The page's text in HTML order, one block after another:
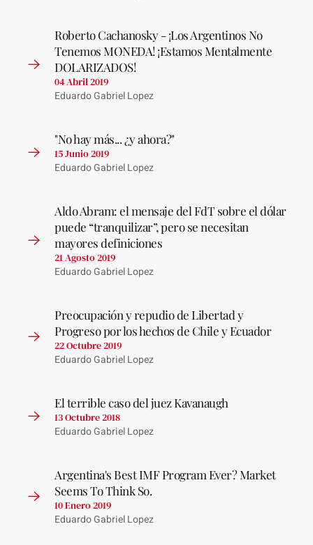
Roberto Cachanosky - ¡Los Argentinos No
Tenemos MONEDA! ¡Estamos Mentalmente
DOLARIZADOS!
04 Abril 2019
Eduardo Gabriel Lopez
"No hay más... ¿y ahora?"
15 Junio 2019
Eduardo Gabriel Lopez
Aldo Abram: el mensaje del FdT sobre el dólar
puede “tranquilizar”, pero se necesitan
mayores definiciones
21 Agosto 2019
Eduardo Gabriel Lopez
Preocupación y repudio de Libertad y
Progreso por los hechos de Chile y Ecuador
22 Octubre 2019
Eduardo Gabriel Lopez
El terrible caso del juez Kavanaugh
13 Octubre 2018
Eduardo Gabriel Lopez
Argentina's Best IMF Program Ever? Market
Seems To Think So.
10 Enero 2019
Eduardo Gabriel Lopez